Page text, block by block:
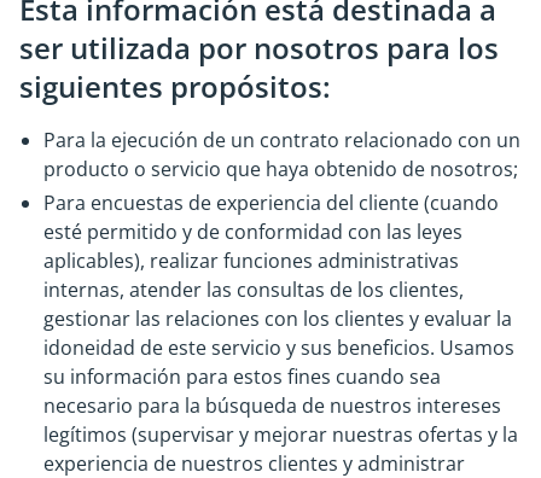
Esta información está destinada a
ser utilizada por nosotros para los
siguientes propósitos:
Para la ejecución de un contrato relacionado con un
producto o servicio que haya obtenido de nosotros;
Para encuestas de experiencia del cliente (cuando
esté permitido y de conformidad con las leyes
aplicables), realizar funciones administrativas
internas, atender las consultas de los clientes,
gestionar las relaciones con los clientes y evaluar la
idoneidad de este servicio y sus beneficios. Usamos
su información para estos fines cuando sea
necesario para la búsqueda de nuestros intereses
legítimos (supervisar y mejorar nuestras ofertas y la
experiencia de nuestros clientes y administrar